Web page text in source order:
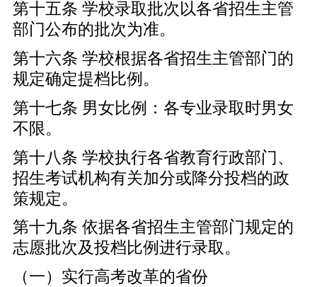
第十五条 学校录取批次以各省招生主管
部门公布的批次为准。
第十六条 学校根据各省招生主管部门的
规定确定提档比例。
第十七条 男女比例：各专业录取时男女
不限。
第十八条 学校执行各省教育行政部门、
招生考试机构有关加分或降分投档的政
策规定。
第十九条 依据各省招生主管部门规定的
志愿批次及投档比例进行录取。
（一）实行高考改革的省份